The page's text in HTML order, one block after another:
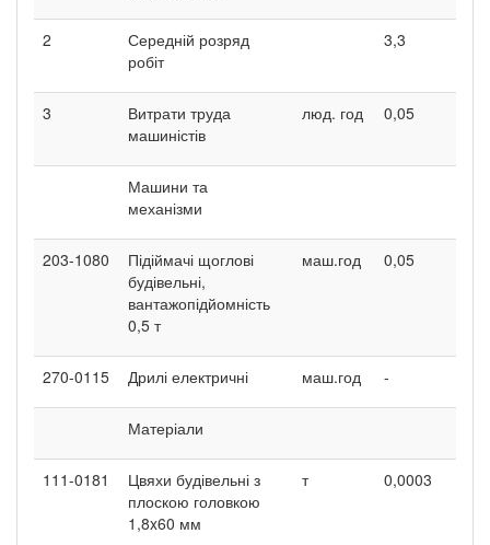
2
Середній розряд
робіт
3,3
3
Витрати труда
машиністів
люд. год 0,05
Машини та
механізми
203-1080
Підіймачі щоглові
будівельні,
вантажопідйомність
0,5 т
маш.год 0,05
270-0115 Дрилі електричні маш.год -
Матеріали
111-0181
Цвяхи будівельні з
плоскою головкою
1,8x60 мм
т 0,0003